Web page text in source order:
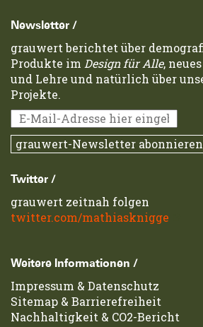
Newsletter /
grauwert berichtet über
Produkte im Design für Alle,
und Lehre und natürlich über
Projekte.
Twitter /
grauwert zeitnah folgen
twitter.com/mathiasknigge
Weitere Informationen /
Impressum & Datenschutz
Sitemap & Barrierefreiheit
Nachhaltigkeit & CO2-Bericht